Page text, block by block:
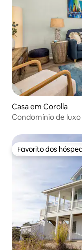
Casa em Corolla
Condomínio de
Favorito dos
Favorito dos